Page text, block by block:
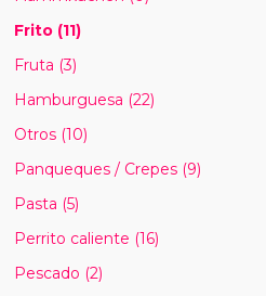
Frito (11)
Fruta (3)
Hamburguesa (22)
Otros (10)
Panqueques / Crepes (9)
Pasta (5)
Perrito caliente (16)
Pescado (2)